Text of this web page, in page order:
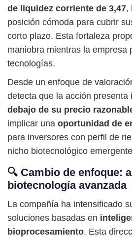
de liquidez corriente de 3,47,
posición cómoda para cubrir
corto plazo. Esta fortaleza
maniobra mientras la empresa
tecnologías.
Desde un enfoque de
detecta que la acción presenta
debajo de su precio
implicar una oportunidad de
para inversores con perfil de
nicho biotecnológico
🔍 Cambio de enfoque:
biotecnología avanzada
La compañía ha intensificado
soluciones basadas en
bioprocesamiento. Esta